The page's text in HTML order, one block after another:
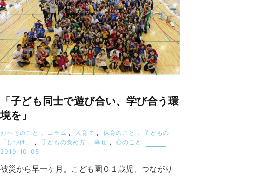
「子ども同士で遊び合い、学び合う環
境を」
おへそのこと , コラム , 人育て , 保育のこと ,
子どもの
「しつけ」
, 子どもの褒め方 , 幸せ ,
心のこと
2019-10-05
被災から早一ヶ月。こども園０１歳児、つながり